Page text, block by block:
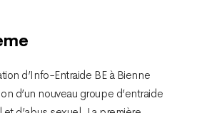
d’Info-Entraide BE à Bienne
d’un nouveau groupe d’entraide